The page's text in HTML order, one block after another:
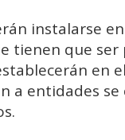
instalarse
tienen que
en
a entidades